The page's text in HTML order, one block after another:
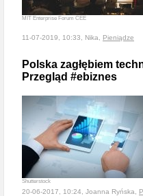
MIT Enterprise Forum CEE
11-07-2019, 10:33, Nika, Pieniądze
Polska zagłębiem
Przegląd #ebiznes
Shutterstock
20-06-2017, 10:24, Joanna Ryńska,